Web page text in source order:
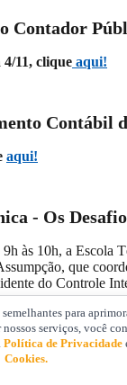
Contador
11, clique aqui!
Contábil
aqui!
- Os
às 10h, a Escola
que
do Controle
aqui!
Públicos
para
serviços, você
Política de Privacidade
Cookies.